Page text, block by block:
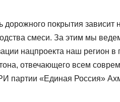
дорожного покрытия зависит
смеси. За этим мы
нацпроекта наш регион в
отвечающего всем
партии «Единая Россия»